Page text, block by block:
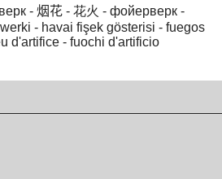
- 烟花 - 花火 - фойерверк -
- havai fişek gösterisi - fuegos
d'artifice - fuochi d'artificio